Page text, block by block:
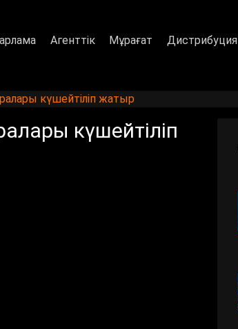
Агенттік Мұрағат Дистрибуция
күшейтіліп жатыр
күшейтіліп